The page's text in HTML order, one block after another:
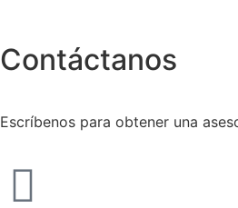
Contáctanos
Escríbenos para obtener una